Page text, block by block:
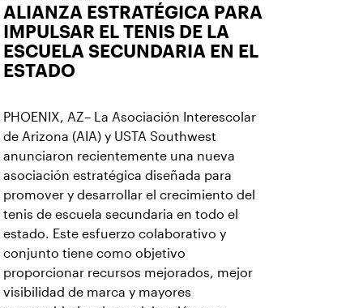
ALIANZA ESTRATÉGICA PARA
IMPULSAR EL TENIS DE LA
ESCUELA SECUNDARIA EN EL
ESTADO
PHOENIX, AZ– La Asociación Interescolar
de Arizona (AIA) y USTA Southwest
anunciaron recientemente una nueva
asociación estratégica diseñada para
promover y desarrollar el crecimiento del
tenis de escuela secundaria en todo el
estado. Este esfuerzo colaborativo y
conjunto tiene como objetivo
proporcionar recursos mejorados, mejor
visibilidad de marca y mayores